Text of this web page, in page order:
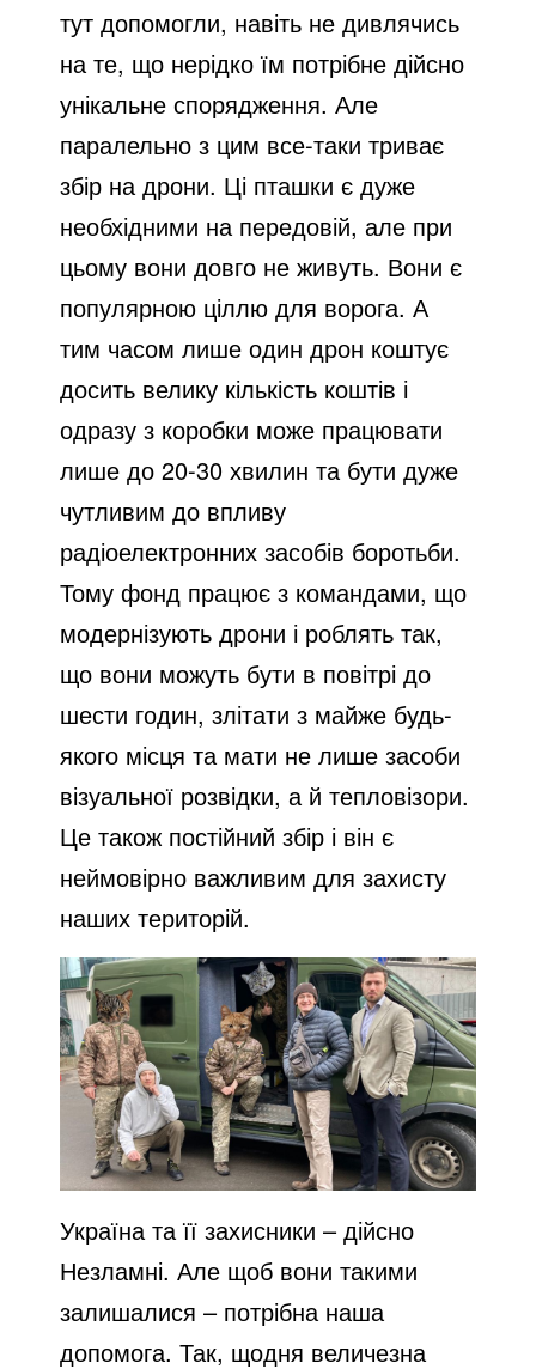
тут допомогли, навіть не дивлячись
на те, що нерідко їм потрібне дійсно
унікальне спорядження. Але
паралельно з цим все-таки триває
збір на дрони. Ці пташки є дуже
необхідними на передовій, але при
цьому вони довго не живуть. Вони є
популярною ціллю для ворога. А
тим часом лише один дрон коштує
досить велику кількість коштів і
одразу з коробки може працювати
лише до 20-30 хвилин та бути дуже
чутливим до впливу
радіоелектронних засобів боротьби.
Тому фонд працює з командами, що
модернізують дрони і роблять так,
що вони можуть бути в повітрі до
шести годин, злітати з майже будь-
якого місця та мати не лише засоби
візуальної розвідки, а й тепловізори.
Це також постійний збір і він є
неймовірно важливим для захисту
наших територій.
Україна та її захисники – дійсно
Незламні. Але щоб вони такими
залишалися – потрібна наша
допомога. Так, щодня величезна